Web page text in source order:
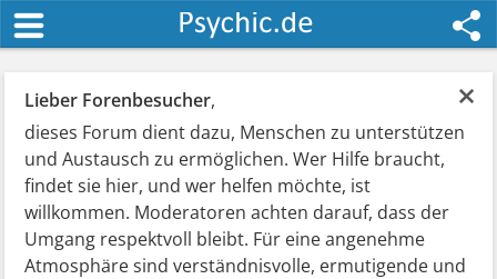
×
Lieber Forenbesucher,
dieses Forum dient dazu, Menschen zu unterstützen
und Austausch zu ermöglichen. Wer Hilfe braucht,
findet sie hier, und wer helfen möchte, ist
willkommen. Moderatoren achten darauf, dass der
Umgang respektvoll bleibt. Für eine angenehme
Atmosphäre sind verständnisvolle, ermutigende und